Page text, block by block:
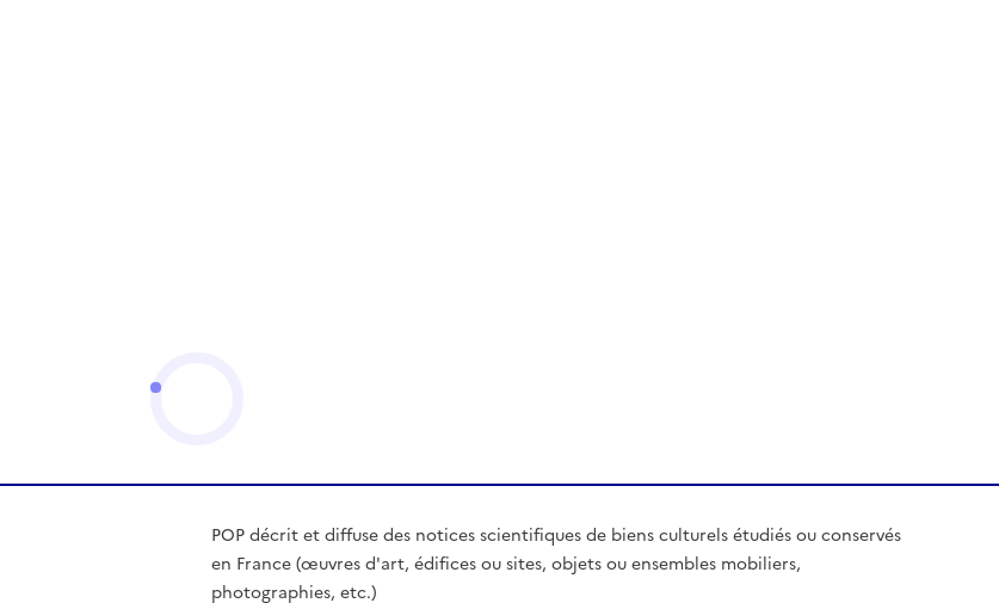
POP décrit et diffuse des notices scientifiques de biens culturels étudiés ou conservés
en France (œuvres d'art, édifices ou sites, objets ou ensembles mobiliers,
photographies, etc.)